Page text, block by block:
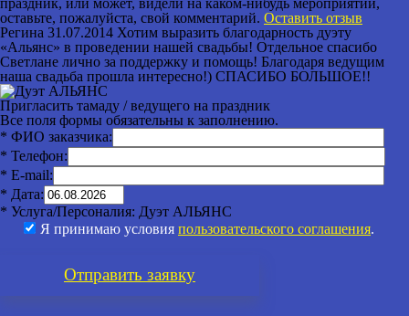
праздник, или может, видели на каком-нибудь мероприятии,
оставьте, пожалуйста, свой комментарий. Оставить отзыв
Регина 31.07.2014 Хотим выразить благодарность дуэту
«Альянс» в проведении нашей свадьбы! Отдельное спасибо
Светлане лично за поддержку и помощь! Благодаря ведущим
наша свадьба прошла интересно!) СПАСИБО БОЛЬШОЕ!!
Пригласить тамаду / ведущего на праздник
Все поля формы обязательны к заполнению.
* ФИО заказчика:
* Телефон:
* E-mail:
* Дата:
* Услуга/Персоналия: Дуэт АЛЬЯНС
Я принимаю условия пользовательского соглашения.
Отправить заявку